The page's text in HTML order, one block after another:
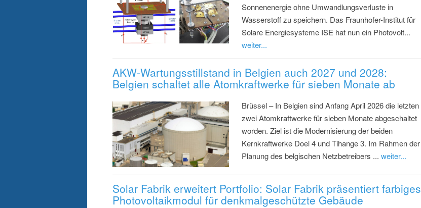
Sonnenenergie ohne Umwandlungsverluste in
Wasserstoff zu speichern. Das Fraunhofer-Institut für
Solare Energiesysteme ISE hat nun ein Photovolt...
weiter...
AKW-Wartungsstillstand in Belgien auch 2027 und 2028:
Belgien schaltet alle Atomkraftwerke für sieben Monate ab
Brüssel – In Belgien sind Anfang April 2026 die letzten
zwei Atomkraftwerke für sieben Monate abgeschaltet
worden. Ziel ist die Modernisierung der beiden
Kernkraftwerke Doel 4 und Tihange 3. Im Rahmen der
Planung des belgischen Netzbetreibers ... weiter...
Solar Fabrik erweitert Portfolio: Solar Fabrik präsentiert farbiges
Photovoltaikmodul für denkmalgeschützte Gebäude